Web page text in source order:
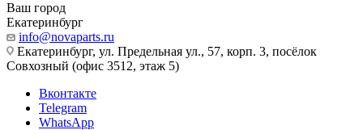
Ваш город
Екатеринбург
info@novaparts.ru
Екатеринбург, ул. Предельная ул., 57, корп. 3, посёлок
Совхозный (офис 3512, этаж 5)
Вконтакте
Telegram
WhatsApp